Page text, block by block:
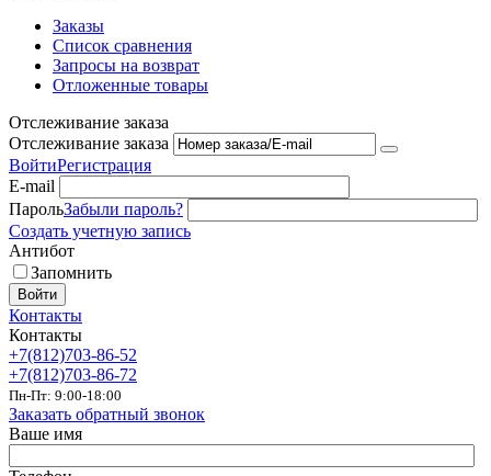
Заказы
Список сравнения
Запросы на возврат
Отложенные товары
Отслеживание заказа
Отслеживание заказа
ВойтиРегистрация
E-mail
ПарольЗабыли пароль?
Создать учетную запись
Антибот
Запомнить
Войти
Контакты
Контакты
+7(812)703-86-52
+7(812)703-86-72
Пн-Пт: 9:00-18:00
Заказать обратный звонок
Ваше имя